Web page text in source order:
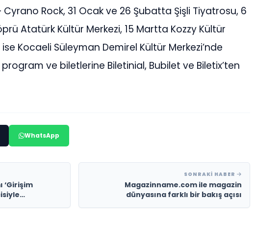
Rock, 31 Ocak ve 26 Şubatta Şişli Tiyatrosu, 6
Atatürk Kültür Merkezi, 15 Martta Kozzy Kültür
Kocaeli Süleyman Demirel Kültür Merkezi’nde
ve biletlerine Biletinial, Bubilet ve Biletix’ten
WhatsApp
‘Girişim
SONRAKI HABER
Magazinname.com ile magazin
dünyasına farklı bir bakış açısı